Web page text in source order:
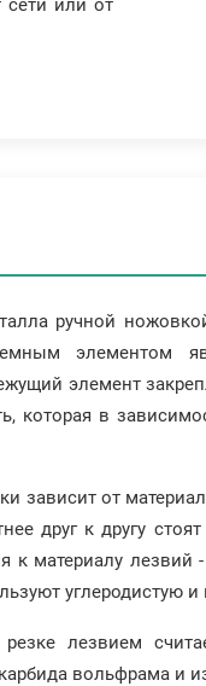
или от
ручной
элементом
элемент
которая в
зависит от
друг к другу
к материалу
углеродистую и
лезвием
вольфрама и